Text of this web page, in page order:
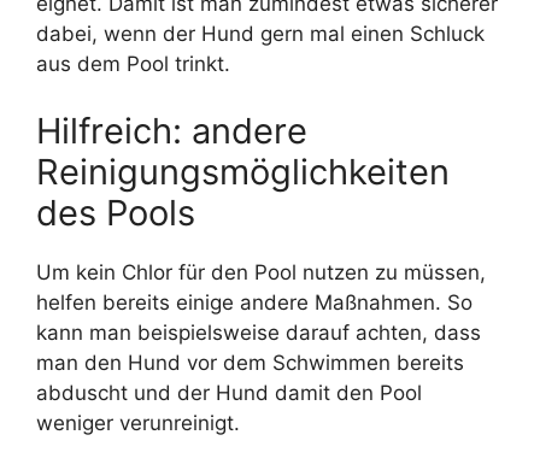
dabei, wenn der Hund gern mal einen Schluck
aus dem Pool trinkt.
Hilfreich: andere
Reinigungsmöglichkeiten
des Pools
Um kein Chlor für den Pool nutzen zu müssen,
helfen bereits einige andere Maßnahmen. So
kann man beispielsweise darauf achten, dass
man den Hund vor dem Schwimmen bereits
abduscht und der Hund damit den Pool
weniger verunreinigt.